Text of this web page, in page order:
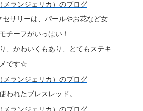
セサリーは、パールやお花など女
チーフがいっぱい！
、かわいくもあり、とてもステキ
です☆
われたブレスレッド。